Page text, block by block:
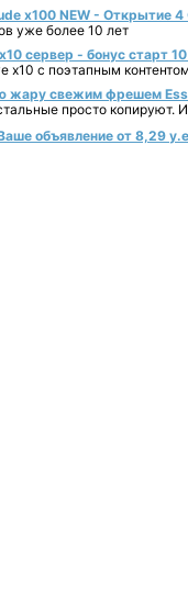
х100 NEW - Открытие 4
уже более 10 лет
сервер - бонус старт
x10 с поэтапным
жару свежим фрешем
просто копируют.
объявление от 8,29